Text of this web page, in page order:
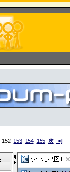
152 153 154 155 次 >]